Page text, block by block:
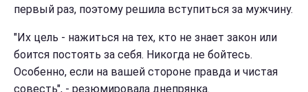
первый раз, поэтому решила вступиться за мужчину.
"Их цель - нажиться на тех, кто не знает закон или
боится постоять за себя. Никогда не бойтесь.
Особенно, если на вашей стороне правда и чистая
совесть", - резюмировала днепрянка.